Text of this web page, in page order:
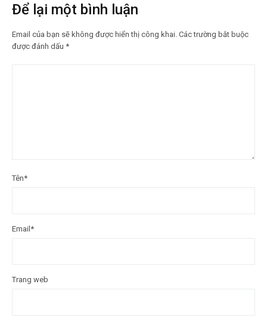
Để lại một bình luận
Email của bạn sẽ không được hiển thị công khai. Các trường bắt buộc
được đánh dấu *
Tên*
Email *
Trang web